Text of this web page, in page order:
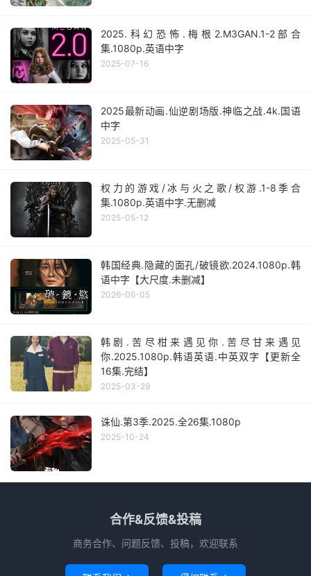
2025.科幻恐怖.梅根2.M3GAN.1-2部合
集.1080p.英语中字
2025-07-16
2025最新动画.仙逆剧场版.神临之战.4k.国语
中字
2025-05-31
权力的游戏/冰与火之歌/权游.1-8季合
集.1080p.英语中字.无删减
2025-05-12
韩国经典.隐藏的面孔/破镜欲.2024.1080p.韩
语中字【大尺度.未删减】
2026-06-05
韩剧.苦尽柑来遇见你.苦尽甘来遇见
你.2025.1080p.韩语英语.中英双字【更新全
16集.完结】
2025-03-29
诛仙.第3季.2025.全26集.1080p
2025-10-24
合作&反馈&投稿
商务合作、问题反馈、投稿，欢迎联系